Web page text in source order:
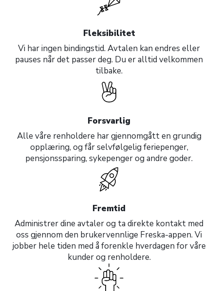
Fleksibilitet
Vi har ingen bindingstid. Avtalen kan endres eller
pauses når det passer deg. Du er alltid velkommen
tilbake.
Forsvarlig
Alle våre renholdere har gjennomgått en grundig
opplæring, og får selvfølgelig feriepenger,
pensjonssparing, sykepenger og andre goder.
Fremtid
Administrer dine avtaler og ta direkte kontakt med
oss gjennom den brukervennlige Freska-appen. Vi
jobber hele tiden med å forenkle hverdagen for våre
kunder og renholdere.